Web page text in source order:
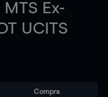
Ex-
UCITS
Compra